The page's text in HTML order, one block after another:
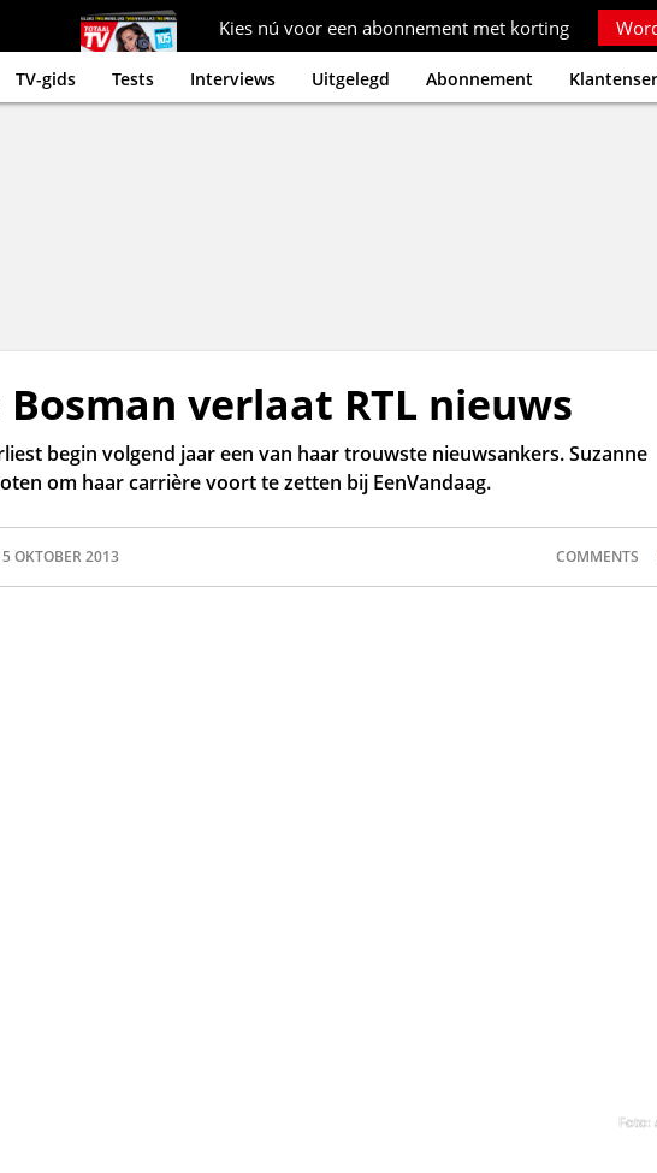
Kies nú voor een abonnement met korting
TV-gids Tests Interviews Uitgelegd Abonnement
Bosman verlaat RTL nieuws
begin volgend jaar een van haar trouwste nieuwsankers. Suzanne
om haar carrière voort te zetten bij EenVandaag.
OKTOBER 2013 COMMENTS
Foto: